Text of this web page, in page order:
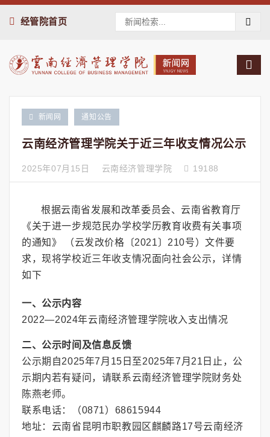
经管院首页
新闻网 通知公告
云南经济管理学院关于近三年收支情况公示
2025年07月15日 云南经济管理学院 19188
根据云南省发展和改革委员会、云南省教育厅
《关于进一步规范民办学校学历教育收费有关事项
的通知》 （云发改价格〔2021〕210号）文件要
求，现将学校近三年收支情况面向社会公示，详情
如下
一、公示内容
2022—2024年云南经济管理学院收入支出情况
二、公示时间及信息反馈
公示期自2025年7月15日至2025年7月21日止，公
示期内若有疑问，请联系云南经济管理学院财务处
陈燕老师。
联系电话：（0871）68615944
地址：云南省昆明市职教园区麒麟路17号云南经济